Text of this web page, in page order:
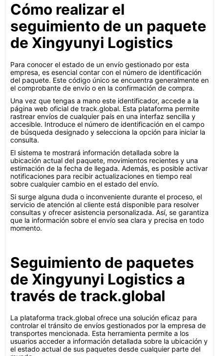
Cómo realizar el
seguimiento de un paquete
de Xingyunyi Logistics
Para conocer el estado de un envío gestionado por esta
empresa, es esencial contar con el número de identificación
del paquete. Este código único se encuentra generalmente en
el comprobante de envío o en la confirmación de compra.
Una vez que tengas a mano este identificador, accede a la
página web oficial de track.global. Esta plataforma permite
rastrear envíos de cualquier país en una interfaz sencilla y
accesible. Introduce el número de identificación en el campo
de búsqueda designado y selecciona la opción para iniciar la
consulta.
El sistema te mostrará información detallada sobre la
ubicación actual del paquete, movimientos recientes y una
estimación de la fecha de llegada. Además, es posible activar
notificaciones para recibir actualizaciones en tiempo real
sobre cualquier cambio en el estado del envío.
Si surge alguna duda o inconveniente durante el proceso, el
servicio de atención al cliente está disponible para resolver
consultas y ofrecer asistencia personalizada. Así, se garantiza
que la información sobre el envío sea clara y precisa en todo
momento.
Seguimiento de paquetes
de Xingyunyi Logistics a
través de track.global
La plataforma track.global ofrece una solución eficaz para
controlar el tránsito de envíos gestionados por la empresa de
transportes mencionada. Esta herramienta permite a los
usuarios acceder a información detallada sobre la ubicación y
el estado actual de sus paquetes desde cualquier parte del